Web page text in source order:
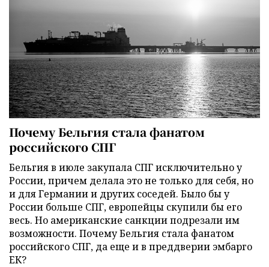
Почему Бельгия стала фанатом
российского СПГ
Бельгия в июле закупала СПГ исключительно у
России, причем делала это не только для себя, но
и для Германии и других соседей. Было бы у
России больше СПГ, европейцы скупили бы его
весь. Но американские санкции подрезали им
возможности. Почему Бельгия стала фанатом
российского СПГ, да еще и в преддверии эмбарго
ЕК?